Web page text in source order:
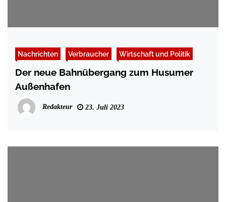
Nachrichten Verbraucher Wirtschaft und Politik
Der neue Bahnübergang zum Husumer
Außenhafen
Redakteur 23. Juli 2023